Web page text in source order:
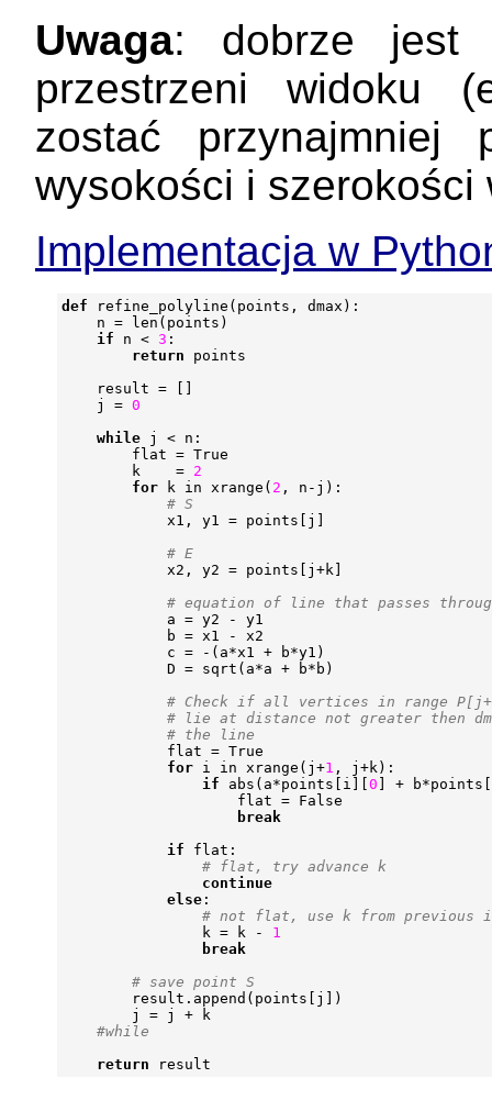
Uwaga: dobrze jest
przestrzeni widoku
zostać przynajmniej
wysokości i szerokości
Implementacja w
def refine_polyline ( points , dmax ):
n = len ( points )
if
n < 3 :
return
points
result =
j
= 0
while j < n :
flat = True
k
= 2
for
k in xrange ( 2 , n - j ):
# S
x1 , y1 = points j
# E
x2 , y2 = points j +k
# equation of line that passes
a = y2 -
y1
b = x1 -
x2
c = - ( a*x1 + b*y1 )
D = sqrt ( a*a + b* b )
# Check if all vertices in range
# lie at distance not greater then
# the line
flat = True
for i in xrange ( j +1 , j +k):
if
abs ( a*points i 0 + b*points
flat = False
break
if
flat :
# flat, try advance k
continue
else :
# not flat, use k from previous
k = k -
1
break
# save point S
result . append ( points j
])
j
= j +
k
#while
return
result